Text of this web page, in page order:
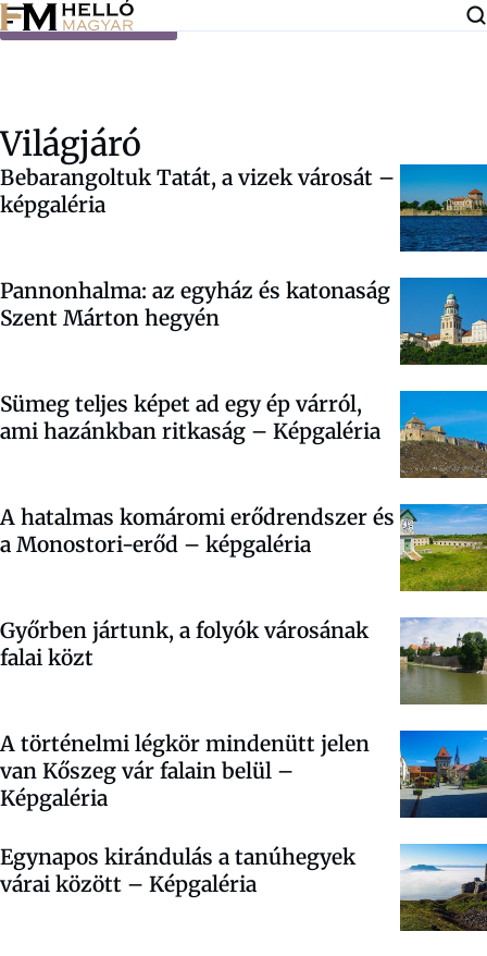
Ugrás a tartalomra
Világjáró
Bebarangoltuk Tatát, a vizek városát –
képgaléria
Pannonhalma: az egyház és katonaság
Szent Márton hegyén
Sümeg teljes képet ad egy ép várról,
ami hazánkban ritkaság – Képgaléria
A hatalmas komáromi erődrendszer és
a Monostori-erőd – képgaléria
Győrben jártunk, a folyók városának
falai közt
A történelmi légkör mindenütt jelen
van Kőszeg vár falain belül –
Képgaléria
Egynapos kirándulás a tanúhegyek
várai között – Képgaléria